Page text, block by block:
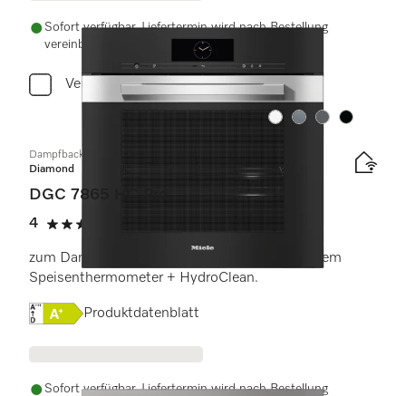
Sofort verfügbar. Liefertermin wird nach Bestellung
vereinbart.
Vergleichen
Farbe:Farbe:Farbe:Farbe:
Dampfbackofen mit Frisch- und Abwasseranschluss
Diamond
DGC 7865 HC Pro
4
4 von 5 Sternen
zum Dampfgaren, Backen, Braten mit kabellosem
Speisenthermometer + HydroClean.
Onlinelabel Image, Energielabel
Produktdatenblatt
Sofort verfügbar. Liefertermin wird nach Bestellung